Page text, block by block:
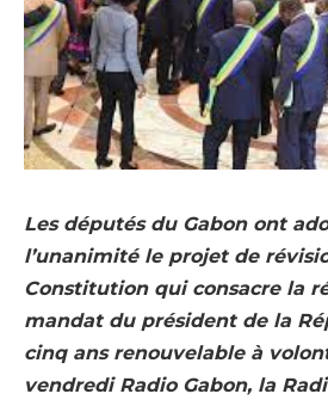
Les députés du Gabon ont
l’unanimité le projet de
Constitution qui consacre la
mandat du président de la
cinq ans renouvelable à
vendredi Radio Gabon, la